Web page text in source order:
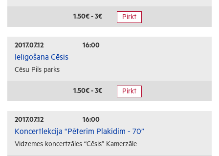
1.50€ - 3€ Pirkt
2017.07.12 16:00
Ielīgošana Cēsīs
Cēsu Pils parks
1.50€ - 3€ Pirkt
2017.07.12 16:00
Koncertlekcija “Pēterim Plakidim - 70”
Vidzemes koncertzāles “Cēsis” Kamerzāle